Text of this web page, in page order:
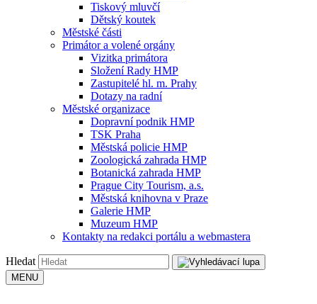
Tiskový mluvčí
Dětský koutek
Městské části
Primátor a volené orgány
Vizitka primátora
Složení Rady HMP
Zastupitelé hl. m. Prahy
Dotazy na radní
Městské organizace
Dopravní podnik HMP
TSK Praha
Městská policie HMP
Zoologická zahrada HMP
Botanická zahrada HMP
Prague City Tourism, a.s.
Městská knihovna v Praze
Galerie HMP
Muzeum HMP
Kontakty na redakci portálu a webmastera
Hledat
MENU